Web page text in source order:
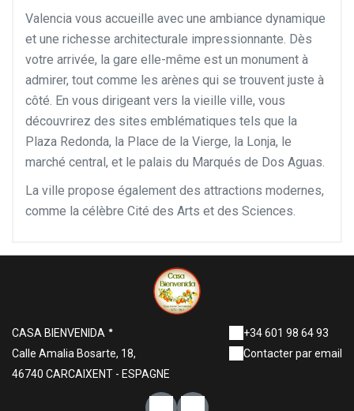
Valencia vous accueille avec une ambiance dynamique
et une richesse architecturale impressionnante. Dès
votre arrivée, la gare elle-même est un monument à
admirer, tout comme les arènes qui se trouvent juste à
côté. En vous dirigeant vers la vieille ville, vous
découvrirez des sites emblématiques tels que la
Plaza Redonda, la Place de la Vierge, la Lonja, le
marché central, et le palais du Marqués de Dos Aguas.
La ville propose également des attractions modernes,
comme la célèbre Cité des Arts et des Sciences.
CASA BIENVENIDA
Calle Amalia Bosarte, 18,
46740 CARCAIXENT - ESPAGNE
+34 601 98 64 93
Contacter par email